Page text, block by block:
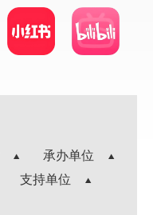
承办单位
支持单位